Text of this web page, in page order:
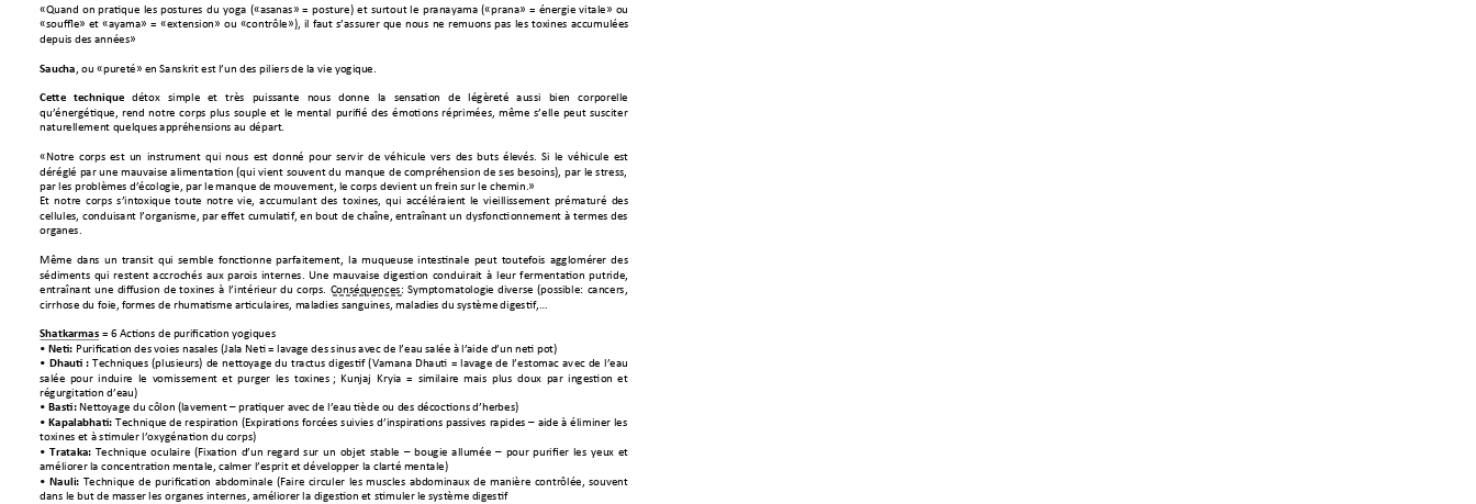
«Quand on pratique les postures du yoga («asanas» = posture) et surtout le pranayama («prana» = énergie vitale» ou
«souffle» et «ayama» = «extension» ou «contrôle»), il faut s’assurer que nous ne remuons pas les toxines accumulées
depuis des années»
Saucha , ou «pureté» en Sanskrit est l’un des piliers de la vie yogique.
Cette technique détox simple et très puissante nous donne la sensation de légèreté aussi bien
corporelle
qu’énergétique, rend notre corps plus souple et le mental purifié des émotions réprimées même s’elle peut susciter
naturellement quelques appréhensions au départ.
«Notre corps est un instrument qui nous est donné pour servir de véhicule vers des buts élevés. Si le véhicule est
déréglé par une mauvaise alimentation (qui vient souvent du manque de compréhension de ses besoins), par le stress,
par les problèmes d’écologie, par le manque de mouvement, le corps devient un frein sur le chemin.»
Et notre corps s’intoxique toute notre vie, accumulant des toxines, qui accéléraient le vieillissement prématuré des
cellules, conduisant l’organisme, par effet cumulatif, en bout de chaîne, entraînant un dysfonctionnement à termes des
organes.
Même dans un transit qui semble fonctionne parfaitement, la muqueuse intestinale peut toutefois agglomérer des
sédiments qui restent accrochés aux parois internes. Une mauvaise digestion conduirait à leur fermentation putride,
entraînant une diffusion de toxines à l’intérieur du corps. Conséquences: Symptomatologie diverse (possible: cancers,
cirrhose du foie, formes de rhumatisme articulaires, maladies sanguines, maladies du système digestif,…
Shatkarmas = 6 Actions de purification yogiques
• Neti: Purification des voies nasales (Jala Neti = lavage des sinus avec de l’eau salée à l’aide d’un neti pot)
• Dhauti : Techniques (plusieurs) de nettoyage du tractus digestif (Vamana Dhauti = lavage de l’estomac avec de l’eau
salée  pour induire  le
  v
omissement et purger  les  toxines ; Kunjaj  Kryia =  similaire mais  plus  doux  par  ingestion et
régurgitation d’eau)
• Basti: Nettoyage du côlon (lavement – pratiquer avec de l’eau tiède ou des décoctions d’herbes)
• Kapalabhati: Technique de respiration (Expirations forcées suivies d’inspirations passives rapides – aide à éliminer les
toxines et à stimuler l’oxygénation du corps)
• Trataka: Technique oculaire (Fixation d’un regard sur un objet stable – bougie allumée – pour purifier les yeux et
améliorer la concentration mentale, calmer l’esprit et développer la clarté mentale)
• Nauli: Technique de purification abdominale (Faire circuler les muscles abdominaux de manière contrôlée, souvent
dans le but de masser les organes internes, améliorer la digestion et stimuler le système digestif